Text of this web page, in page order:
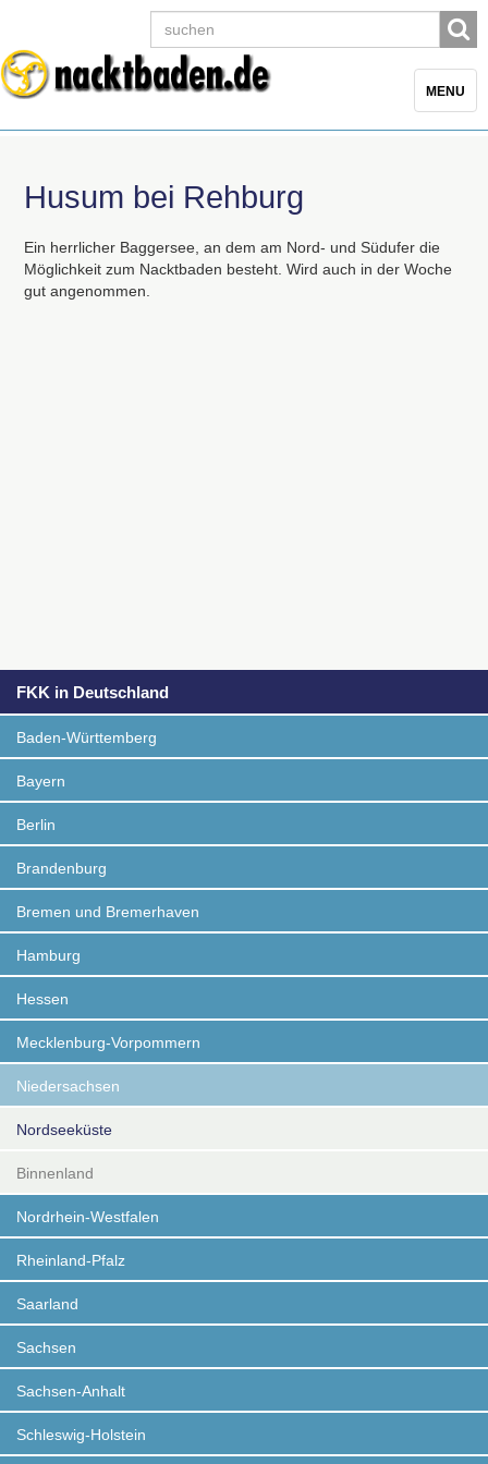
Toggle
MENU
Husum bei Rehburg
Ein herrlicher Baggersee, an dem am Nord- und Südufer die
Möglichkeit zum Nacktbaden besteht. Wird auch in der Woche
gut angenommen.
FKK in Deutschland
Baden-Württemberg
Bayern
Berlin
Brandenburg
Bremen und Bremerhaven
Hamburg
Hessen
Mecklenburg-Vorpommern
Niedersachsen
Nordseeküste
Binnenland
Nordrhein-Westfalen
Rheinland-Pfalz
Saarland
Sachsen
Sachsen-Anhalt
Schleswig-Holstein